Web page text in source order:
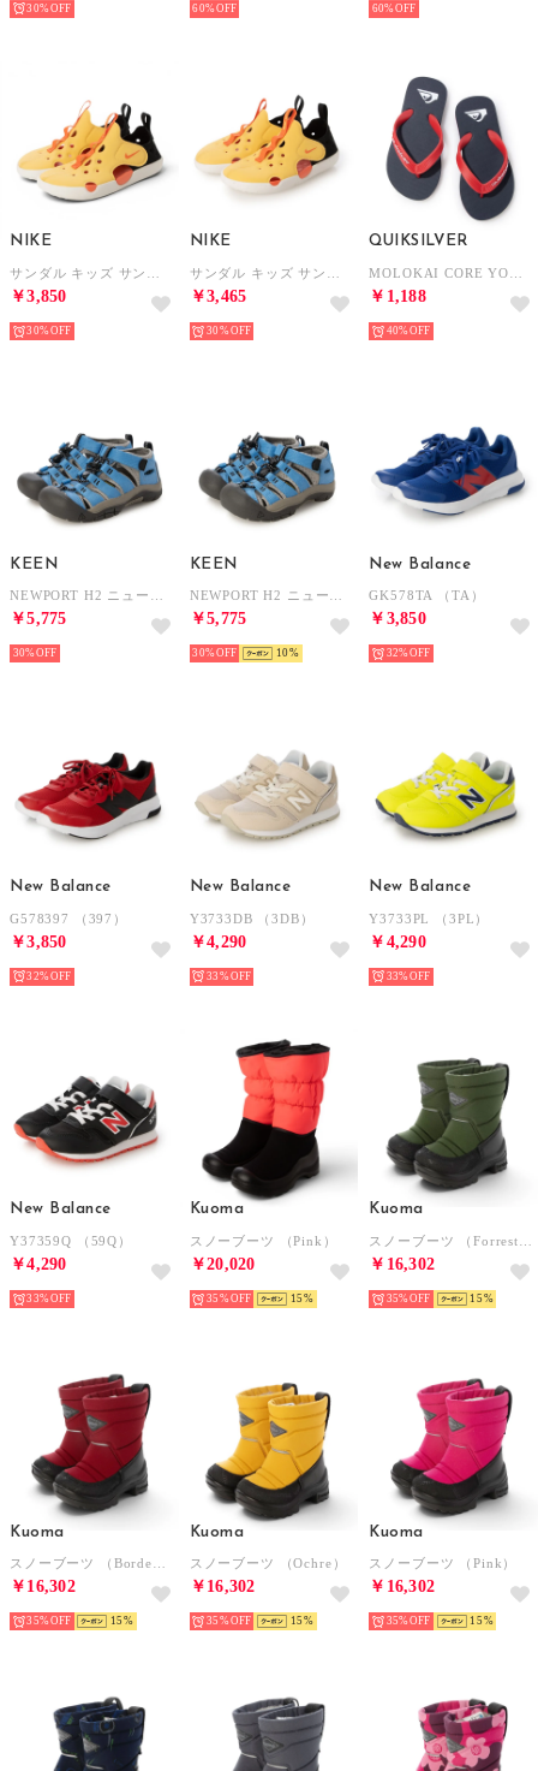
30% 60% 60%
NIKE
￥3,850
30%
NIKE
￥3,465
30%
QUIKSILVER
￥1,188
40%
KEEN
￥5,775
30%
KEEN
￥5,775
30% 10
New Balance
GK578TA （TA）
￥3,850
32%
New Balance
G578397 （397）
￥3,850
32%
New Balance
Y3733DB （3DB）
￥4,290
33%
New Balance
Y3733PL （3PL）
￥4,290
33%
New Balance
Y37359Q （59Q）
￥4,290
33%
Kuoma
スノーブーツ （Pink）
￥20,020
35% 15
Kuoma
￥16,302
35% 15
Kuoma
￥16,302
35% 15
Kuoma
スノーブーツ （Ochre）
￥16,302
35% 15
Kuoma
スノーブーツ （Pink）
￥16,302
35% 15